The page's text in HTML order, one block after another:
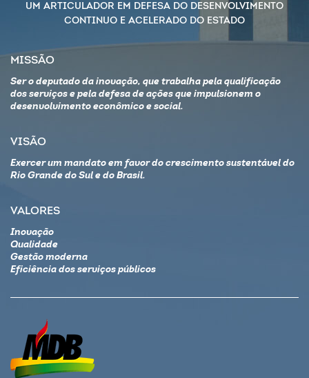
UM ARTICULADOR EM DEFESA DO DESENVOLVIMENTO
CONTINUO E ACELERADO DO ESTADO
MISSÃO
Ser o deputado da inovação, que trabalha pela qualificação
dos serviços e pela defesa de ações que impulsionem o
desenvolvimento econômico e social.
VISÃO
Exercer um mandato em favor do crescimento sustentável do
Rio Grande do Sul e do Brasil.
VALORES
Inovação
Qualidade
Gestão moderna
Eficiência dos serviços públicos